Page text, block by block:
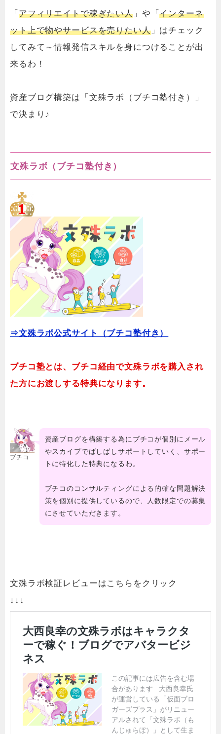
「 アフィリエイトで稼ぎたい人」や「インターネ
ット上で物やサービスを売りたい人」はチェック
してみて～情報発信スキルを身につけることが出
来るわ！
資産ブログ構築は「文殊ラボ（ブチコ塾付き）」
で決まり♪
文殊ラボ（ブチコ塾付き）
⇒文殊ラボ公式サイト（ブチコ塾付き）
ブチコ塾とは、ブチコ経由で文殊ラボを購入され
た方にお渡しする特典になります。
ブチコ
資産ブログを構築する為にブチコが個別にメール
やスカイプでばしばしサポートしていく、サポー
トに特化した特典になるわ。
ブチコのコンサルティングによる的確な問題解決
策を個別に提供しているので、人数限定での募集
にさせていただきます。
文殊ラボ検証レビューはこちらをクリック
↓↓↓